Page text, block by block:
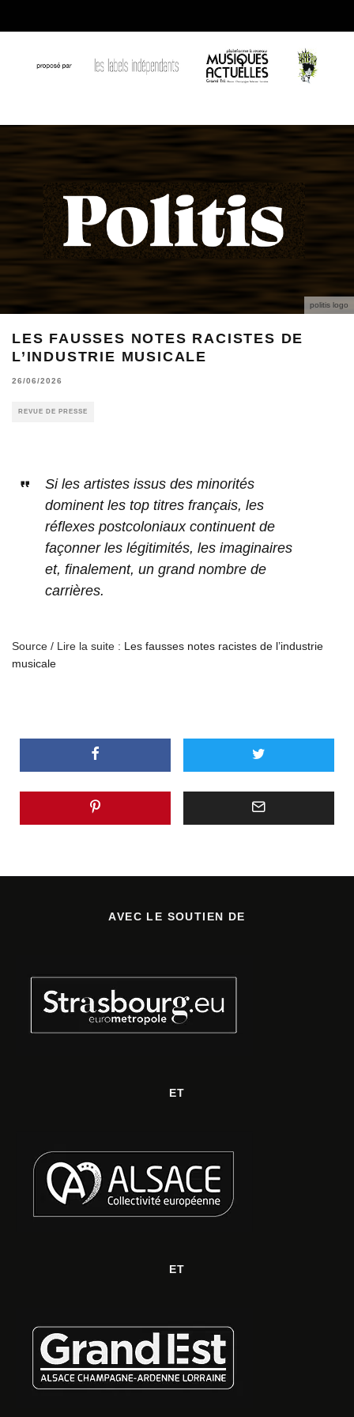
politis logo
LES FAUSSES NOTES RACISTES DE
L’INDUSTRIE MUSICALE
26/06/2026
REVUE DE PRESSE
Si les artistes issus des minorités
dominent les top titres français, les
réflexes postcoloniaux continuent de
façonner les légitimités, les imaginaires
et, finalement, un grand nombre de
carrières.
Source / Lire la suite : Les fausses notes racistes de l’industrie
musicale
AVEC LE SOUTIEN DE
ET
ET